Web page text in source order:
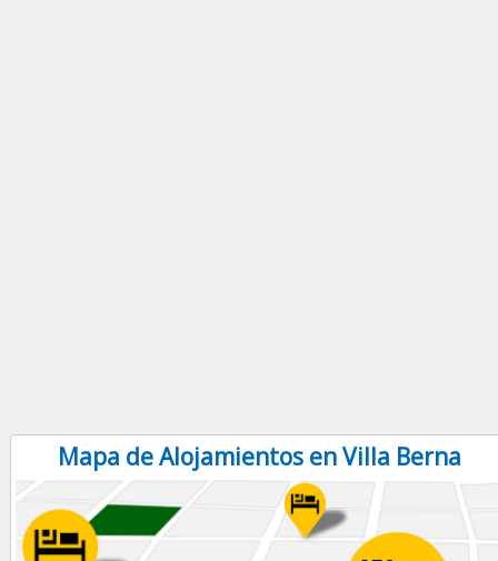
Mapa de Alojamientos en Villa Berna